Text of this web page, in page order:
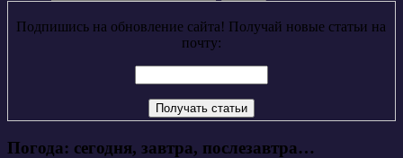
Подпишись на обновление сайта! Получай новые статьи на
почту:
Погода: сегодня, завтра, послезавтра…